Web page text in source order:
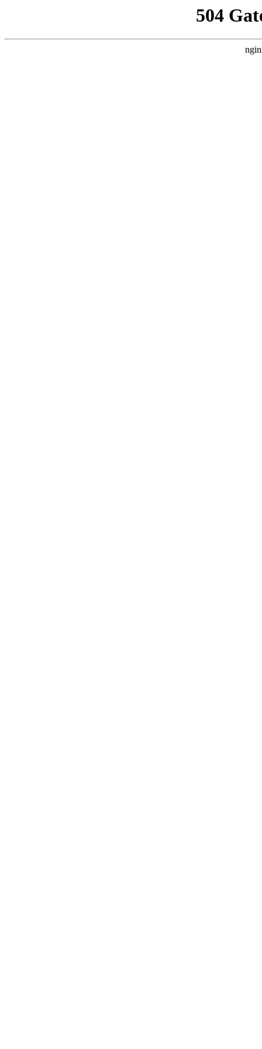
504